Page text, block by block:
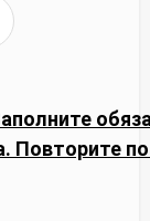
Повторите